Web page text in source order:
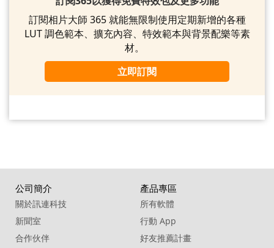
訂閱相片大師 365 就能無限制使用定期新增的各種
LUT 調色範本、擴充內容、特效範本與背景配樂等素
材。
立即訂閱
公司簡介
關於訊連科技
新聞室
合作伙伴
產品專區
所有軟體
行動 App
好友推薦計畫